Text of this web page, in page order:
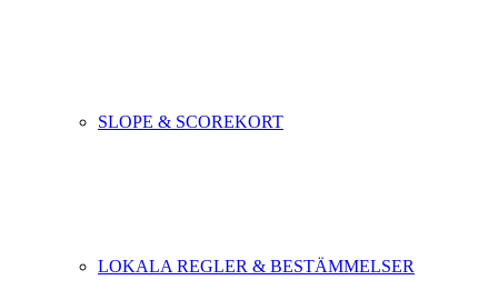
SLOPE & SCOREKORT
LOKALA REGLER & BESTÄMMELSER